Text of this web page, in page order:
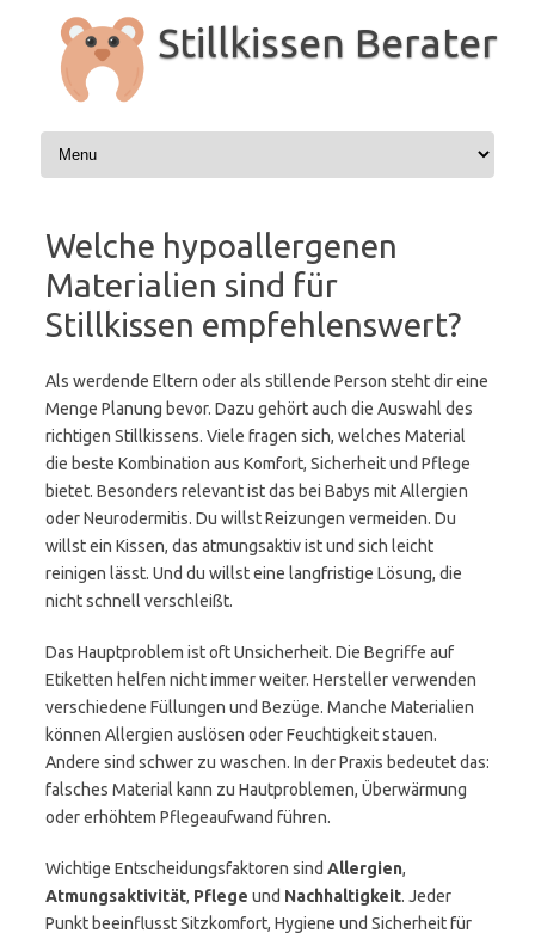
Inhalt
springen
Stillkissen Berater
Welche hypoallergenen
Materialien sind für
Stillkissen empfehlenswert?
Als werdende Eltern oder als stillende Person steht dir eine
Menge Planung bevor. Dazu gehört auch die Auswahl des
richtigen Stillkissens. Viele fragen sich, welches Material
die beste Kombination aus Komfort, Sicherheit und Pflege
bietet. Besonders relevant ist das bei Babys mit Allergien
oder Neurodermitis. Du willst Reizungen vermeiden. Du
willst ein Kissen, das atmungsaktiv ist und sich leicht
reinigen lässt. Und du willst eine langfristige Lösung, die
nicht schnell verschleißt.
Das Hauptproblem ist oft Unsicherheit. Die Begriffe auf
Etiketten helfen nicht immer weiter. Hersteller verwenden
verschiedene Füllungen und Bezüge. Manche Materialien
können Allergien auslösen oder Feuchtigkeit stauen.
Andere sind schwer zu waschen. In der Praxis bedeutet das:
falsches Material kann zu Hautproblemen, Überwärmung
oder erhöhtem Pflegeaufwand führen.
Wichtige Entscheidungsfaktoren sind Allergien,
Atmungsaktivität, Pflege und Nachhaltigkeit. Jeder
Punkt beeinflusst Sitzkomfort, Hygiene und Sicherheit für